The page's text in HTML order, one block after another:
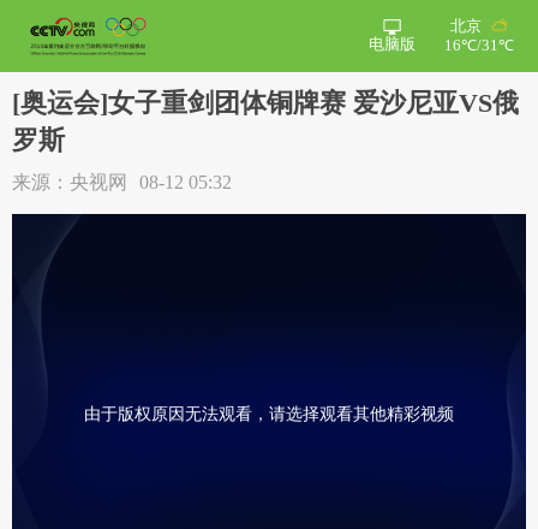
北京
16℃/31℃
电脑版
[奥运会]女子重剑团体铜牌赛 爱沙尼亚VS俄
罗斯
来源：央视网 08-12 05:32
由于版权原因无法观看，请选择观看其他精彩视频